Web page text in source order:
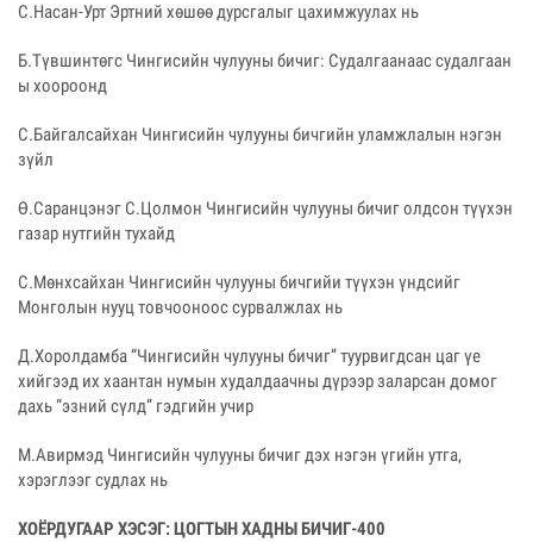
С.Насан-Урт Эртний хөшөө дурсгалыг цахимжуулах нь
Б.Түвшинтөгс Чингисийн чулууны бичиг: Судалгаанаас судалгаан
ы хоороонд
С.Байгалсайхан Чингисийн чулууны бичгийн уламжлалын нэгэн
зүйл
Ө.Саранцэнэг С.Цолмон Чингисийн чулууны бичиг олдсон түүхэн
газар нутгийн тухайд
С.Мөнхсайхан Чингисийн чулууны бичгийи түүхэн үндсийг
Монголын нууц товчооноос сурвалжлах нь
Д.Хоролдамба “Чингисийн чулууны бичиг” туурвигдсан цаг үе
хийгээд их хаантан нумын худалдаачны дүрээр заларсан домог
дахь “эзний сүлд” гэдгийн учир
М.Авирмэд Чингисийн чулууны бичиг дэх нэгэн үгийн утга,
хэрэглээг судлах нь
ХОЁРДУГААР ХЭСЭГ: ЦОГТЫН ХАДНЫ БИЧИГ-400